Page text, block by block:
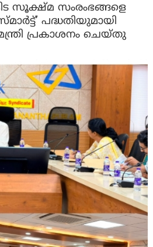
സൂക്ഷ്മ സംരംഭങ്ങളെ
പദ്ധതിയുമായി
പ്രകാശനം ചെയ്തു